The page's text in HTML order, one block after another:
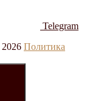
Telegram
2026 Политика